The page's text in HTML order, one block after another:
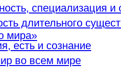
специализация и
длительного
мира»
есть и сознание
во всем мире